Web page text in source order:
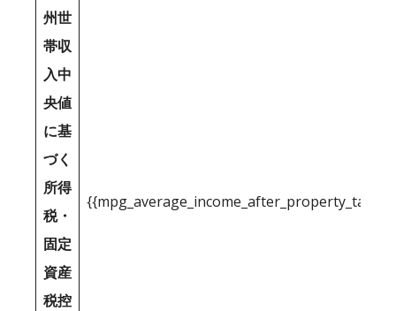
州世
帯収
入中
央値
に基
づく
所得
税・
固定
資産
税控